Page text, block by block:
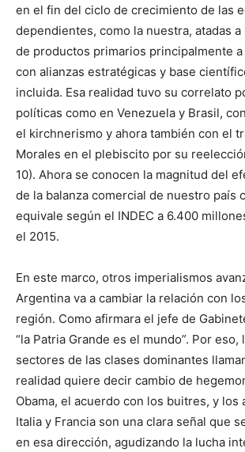
en el fin del ciclo de crecimiento de las
dependientes, como la nuestra, atadas
de productos primarios principalmente a
con alianzas estratégicas y base
incluida. Esa realidad tuvo su correlato
políticas como en Venezuela y Brasil,
el kirchnerismo y ahora también con el
Morales en el plebiscito por su
10). Ahora se conocen la magnitud del
de la balanza comercial de nuestro país
equivale según el INDEC a 6.400
el 2015.
En este marco, otros imperialismos
Argentina va a cambiar la relación con
región. Como afirmara el jefe de
“la Patria Grande es el mundo”. Por eso,
sectores de las clases dominantes
realidad quiere decir cambio de
Obama, el acuerdo con los buitres, y los
Italia y Francia son una clara señal que
en esa dirección, agudizando la lucha